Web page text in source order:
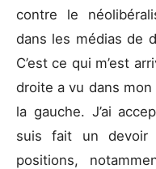
contre le
dans les médias de
C’est ce qui m’est
droite a vu dans
la gauche. J’ai
suis fait un devoir
positions,